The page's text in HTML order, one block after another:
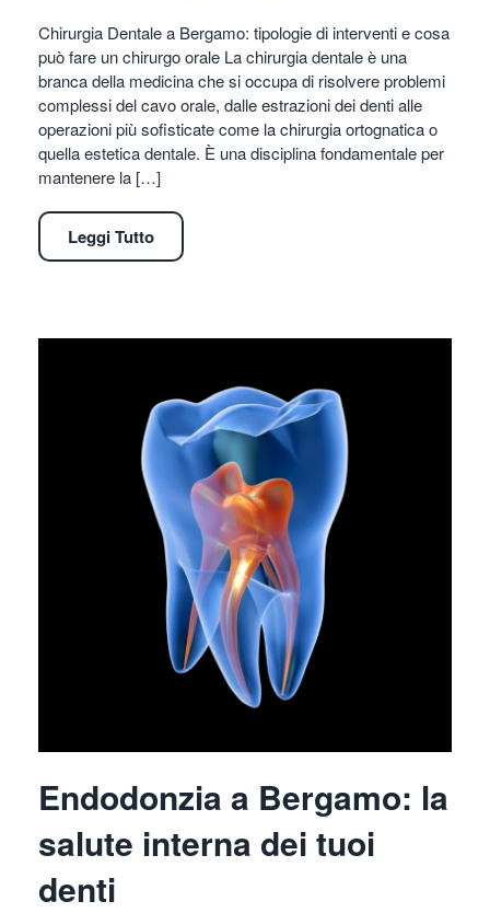
Chirurgia Dentale a Bergamo: tipologie di interventi e cosa
può fare un chirurgo orale La chirurgia dentale è una
branca della medicina che si occupa di risolvere problemi
complessi del cavo orale, dalle estrazioni dei denti alle
operazioni più sofisticate come la chirurgia ortognatica o
quella estetica dentale. È una disciplina fondamentale per
mantenere la […]
Leggi Tutto
Endodonzia a Bergamo: la
salute interna dei tuoi
denti